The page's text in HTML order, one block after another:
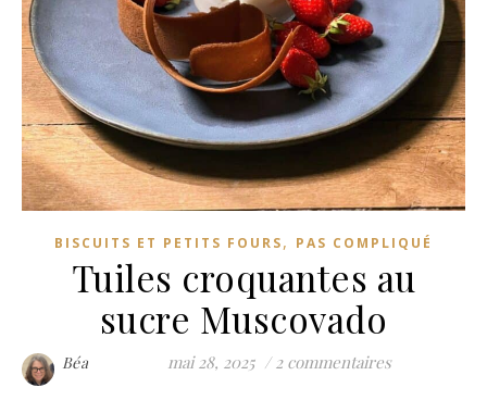
BISCUITS ET PETITS FOURS, PAS COMPLIQUÉ
Tuiles croquantes au
sucre Muscovado
Béa mai 28, 2025 / 2 commentaires